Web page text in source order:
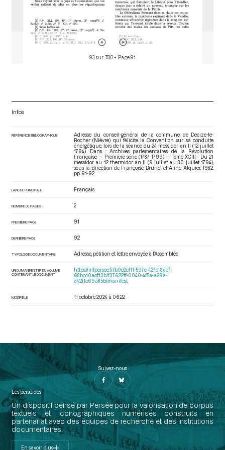
93 sur 780 • Page 91
Infos
RÉFÉRENCE BIBLIOGRAPHIQUE
Adresse du conseil-général de la commune de Decize-le-
Rocher (Nièvre) qui félicite la Convention sur sa conduite
énergétique, lors de la séance du 24 messidor an II (12 juillet
1794). Dans : Archives parlementaires de la Révolution
Française — Première série (1787-1799) — Tome XCIII - Du 21
messidor au 12 thermidor an II (9 juillet au 30 juillet 1794),
sous la direction de Françoise Brunel et Aline Alquier. 1982.
pp. 91-92.
LANGUE PRINCIPALE Français
NOMBRE DE PAGES 2
PREMIÈRE PAGE 91
DERNIÈRE PAGE 92
TYPOLOGIE DOCUMENTAIRE Adresse, pétition et lettre envoyée à l’Assemblée
URI DU MANIFEST IIIF DU VOLUME
CONTENANT LE DOCUMENT
https://iiif.persee.fr/b0e2cf11-597c-427d-8ac7-
68bcc0acf13b/f37622ff-0040-4f5a-a29a-
a42f1e69a85b/manifest
MODIFIÉ LE 11 octobre 2024 à 06:22
Suivez-nous
Les perséides
Un dispositif pensé par Persée pour la valorisation de corpus
textuels et iconographiques numérisés construits en
partenariat avec des équipes de recherche et des institutions
documentaires.
En savoir plus